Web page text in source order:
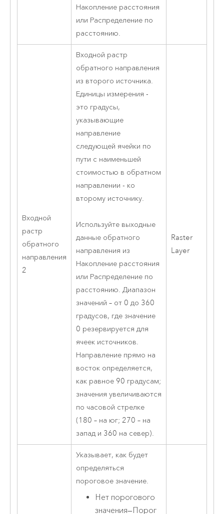
Накопление расстояния
или Распределение по
расстоянию.
Входной
растр
обратного
направления
2
Входной растр
обратного направления
из второго источника.
Единицы измерения -
это градусы,
указывающие
направление
следующей ячейки по
пути с наименьшей
стоимостью в обратном
направлении - ко
второму источнику.
Используйте выходные
данные обратного
направления из
Накопление расстояния
или Распределение по
расстоянию. Диапазон
значений – от 0 до 360
градусов, где значение
0 резервируется для
ячеек источников.
Направление прямо на
восток определяется,
как равное 90 градусам;
значения увеличиваются
по часовой стрелке
(180 – на юг; 270 – на
запад и 360 на север).
Raster
Layer
Указывает, как будет
определяться
пороговое значение.
Нет порогового
значения—Порог